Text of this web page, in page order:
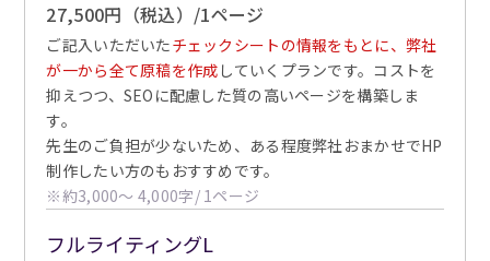
27,500円（税込）/1ページ
ご記入いただいたチェックシートの情報をもとに、弊社
が一から全て原稿を作成 していくプランです。コストを
抑えつつ、SEOに配慮した質の高いページを構築しま
す。
先生のご負担が少ないため、ある程度弊社おまかせでHP
制作したい方のもおすすめです。
※約3,000〜 4,000字/ 1ページ
フルライティングL